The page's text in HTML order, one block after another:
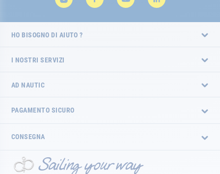
HO BISOGNO DI AIUTO ?
I NOSTRI SERVIZI
AD NAUTIC
PAGAMENTO SICURO
CONSEGNA